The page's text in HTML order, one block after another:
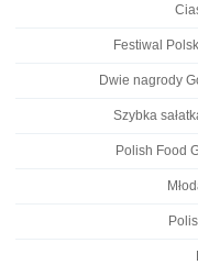
Festiwal
Dwie nagrody
Szybka
Polish Food